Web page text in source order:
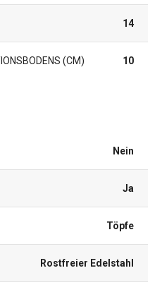
14
(CM) 10
Nein
Ja
Töpfe
Rostfreier Edelstahl